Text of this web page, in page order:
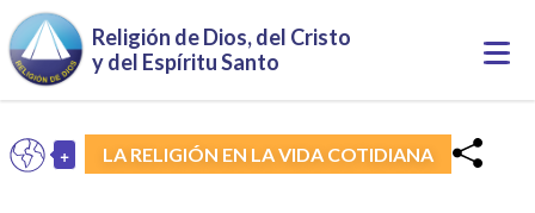
Pasar al contenido principal
Religión de Dios, del Cristo
y del Espíritu Santo
ES
+
Toggle Dropdown
LA RELIGIÓN EN LA VIDA COTIDIANA